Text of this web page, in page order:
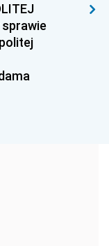
1994
1991
1985
sprawie